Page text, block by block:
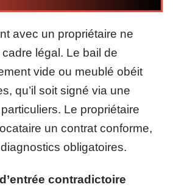
avec un propriétaire ne
légal. Le bail de
vide ou meublé obéit
qu’il soit signé via une
Le propriétaire
un contrat conforme,
obligatoires.
contradictoire